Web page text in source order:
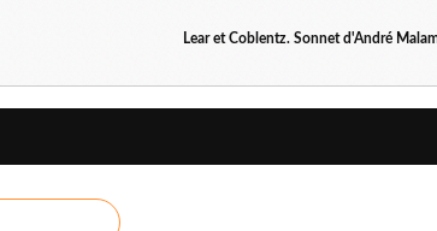
Lear et Coblentz. Sonnet d'André